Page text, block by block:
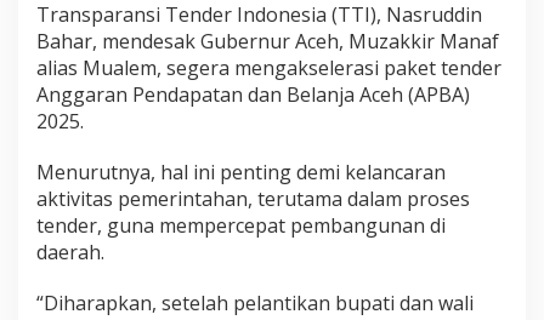
s
t
k
a
c
e
h
K
d
Transparansi Tender Indonesia (TTI), Nasruddin
Bahar, mendesak Gubernur Aceh, Muzakkir Manaf
alias Mualem, segera mengakselerasi paket tender
Anggaran Pendapatan dan Belanja Aceh (APBA)
2025.
Menurutnya, hal ini penting demi kelancaran
aktivitas pemerintahan, terutama dalam proses
tender, guna mempercepat pembangunan di
daerah.
“Diharapkan, setelah pelantikan bupati dan wali